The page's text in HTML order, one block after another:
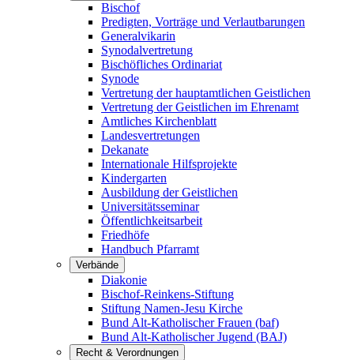
Bischof
Predigten, Vorträge und Verlautbarungen
Generalvikarin
Synodalvertretung
Bischöfliches Ordinariat
Synode
Vertretung der hauptamtlichen Geistlichen
Vertretung der Geistlichen im Ehrenamt
Amtliches Kirchenblatt
Landesvertretungen
Dekanate
Internationale Hilfsprojekte
Kindergarten
Ausbildung der Geistlichen
Universitätsseminar
Öffentlichkeitsarbeit
Friedhöfe
Handbuch Pfarramt
Verbände
Diakonie
Bischof-Reinkens-Stiftung
Stiftung Namen-Jesu Kirche
Bund Alt-Katholischer Frauen (baf)
Bund Alt-Katholischer Jugend (BAJ)
Recht & Verordnungen